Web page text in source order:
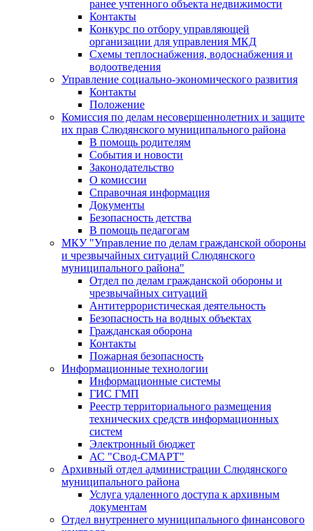
ранее учтенного объекта недвижимости
Контакты
Конкурс по отбору управляющей
организации для управления МКД
Схемы теплоснабжения, водоснабжения и
водоотведения
Управление социально-экономического развития
Контакты
Положение
Комиссия по делам несовершеннолетних и защите
их прав Слюдянского муниципального района
В помощь родителям
События и новости
Законодательство
О комиссии
Справочная информация
Документы
Безопасность детства
В помощь педагогам
МКУ "Управление по делам гражданской обороны
и чрезвычайных ситуаций Слюдянского
муниципального района"
Отдел по делам гражданской обороны и
чрезвычайных ситуаций
Антитеррористическая деятельность
Безопасность на водных объектах
Гражданская оборона
Контакты
Пожарная безопасность
Информационные технологии
Информационные системы
ГИС ГМП
Реестр территориального размещения
технических средств информационных
систем
Электронный бюджет
АС "Свод-СМАРТ"
Архивный отдел администрации Слюдянского
муниципального района
Услуга удаленного доступа к архивным
документам
Отдел внутреннего муниципального финансового